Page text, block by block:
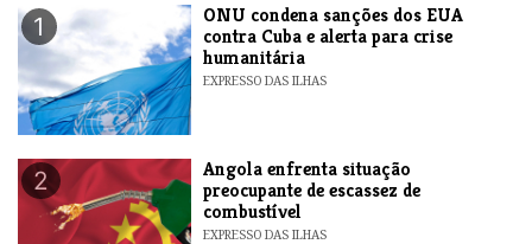
1
ONU condena sanções dos EUA
contra Cuba e alerta para crise
humanitária
EXPRESSO DAS ILHAS
2
Angola enfrenta situação
preocupante de escassez de
combustível
EXPRESSO DAS ILHAS